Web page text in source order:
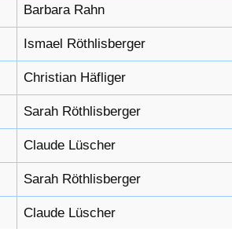
Barbara Rahn
Ismael Röthlisberger
Christian Häfliger
Sarah Röthlisberger
Claude Lüscher
Sarah Röthlisberger
Claude Lüscher